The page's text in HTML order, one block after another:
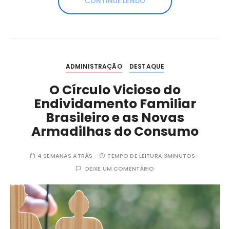
ADMINISTRAÇÃO DESTAQUE
O Círculo Vicioso do
Endividamento Familiar
Brasileiro e as Novas
Armadilhas do Consumo
4 SEMANAS ATRÁS TEMPO DE LEITURA:3MINUTOS
DEIXE UM COMENTÁRIO